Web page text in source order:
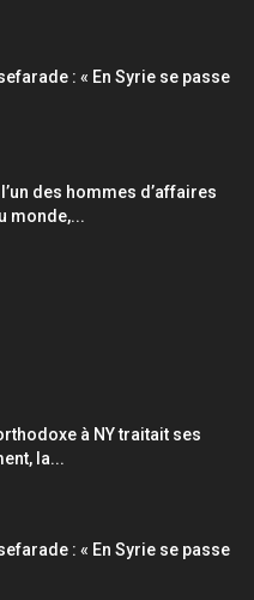
: « En Syrie se passe
des hommes d’affaires
monde,...
à NY traitait ses
la...
: « En Syrie se passe